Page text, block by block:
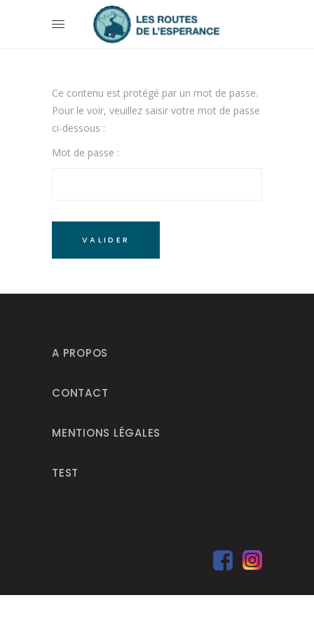
Ce contenu est protégé par un mot de passe.
Pour le voir, veuillez saisir votre mot de passe
ci-dessous :
Mot de passe :
A PROPOS
CONTACT
MENTIONS LÉGALES
TEST